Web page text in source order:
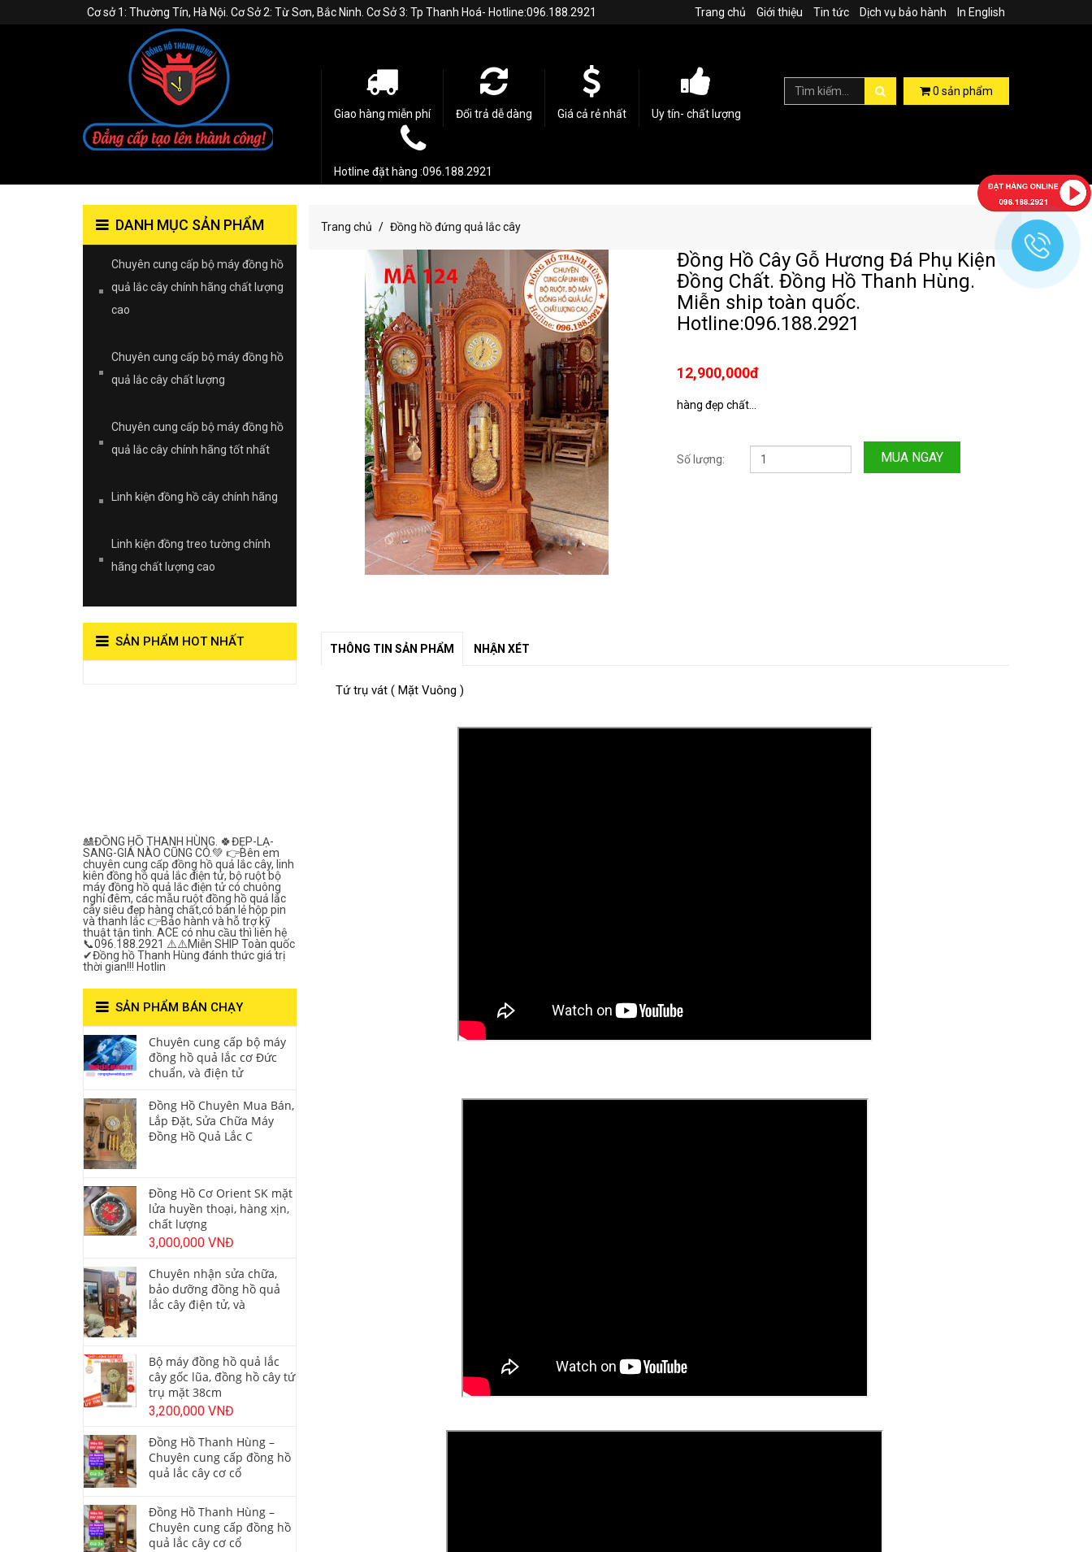
Trang chủ Giới thiệu Tin tức Dịch vụ bảo hành In English
Cơ sở 1: Thường Tín, Hà Nội. Cơ Sở 2: Từ Sơn, Bắc Ninh. Cơ Sở 3: Tp Thanh Hoá- Hotline:096.188.2921
Giao hàng miễn phí Đổi trả dễ dàng Giá cả rẻ nhất Uy tín- chất lượng
Hotline đặt hàng :096.188.2921
0 sản phẩm
Trang chủ Đồng hồ đứng quả lắc cây
Đồng Hồ Cây Gỗ Hương Đá Phụ Kiện
Đồng Chất. Đồng Hồ Thanh Hùng.
Miễn ship toàn quốc.
Hotline:096.188.2921
12,900,000đ
hàng đẹp chất...
Số lượng: MUA NGAY
THÔNG TIN SẢN PHẨM NHẬN XÉT
Tứ trụ vát ( Mặt Vuông )
DANH MỤC SẢN PHẨM
Chuyên cung cấp bộ máy đồng hồ
quả lắc cây chính hãng chất lượng
cao
Chuyên cung cấp bộ máy đồng hồ
quả lắc cây chất lượng
Chuyên cung cấp bộ máy đồng hồ
quả lắc cây chính hãng tốt nhất
Linh kiện đồng hồ cây chính hãng
Linh kiện đồng treo tường chính
hãng chất lượng cao
SẢN PHẨM HOT NHẤT
🎎ĐỒNG HỒ THANH HÙNG. 🍀ĐẸP-LẠ-
SANG-GIÁ NÀO CŨNG CÓ.💚 👉Bên em
chuyên cung cấp đồng hồ quả lắc cây, linh
kiên đồng hồ quả lắc điện tử, bộ ruột bộ
máy đồng hồ quả lắc điện tử có chuông
nghỉ đêm, các mẫu ruột đồng hồ quả lắc
cây siêu đẹp hàng chất,có bán lẻ hộp pin
và thanh lắc 👉Bảo hành và hỗ trợ kỹ
thuật tận tình. ACE có nhu cầu thì liên hệ
📞096.188.2921 ⚠️⚠️Miễn SHIP Toàn quốc
✔Đồng hồ Thanh Hùng đánh thức giá trị
thời gian!!! Hotlin
SẢN PHẨM BÁN CHẠY
Chuyên cung cấp bộ máy
đồng hồ quả lắc cơ Đức
chuẩn, và điện tử
Đồng Hồ Chuyên Mua Bán,
Lắp Đặt, Sửa Chữa Máy
Đồng Hồ Quả Lắc C
Đồng Hồ Cơ Orient SK mặt
lửa huyền thoại, hàng xịn,
chất lượng
3,000,000 VNĐ
Chuyên nhận sửa chữa,
bảo dưỡng đồng hồ quả
lắc cây điện tử, và
Bộ máy đồng hồ quả lắc
cây gốc lũa, đồng hồ cây tứ
trụ mặt 38cm
3,200,000 VNĐ
Đồng Hồ Thanh Hùng –
Chuyên cung cấp đồng hồ
quả lắc cây cơ cổ
Đồng Hồ Thanh Hùng –
Chuyên cung cấp đồng hồ
quả lắc cây cơ cổ